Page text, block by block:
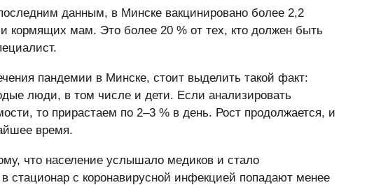
данным, в Минске вакцинировано более 2,2
кормящих мам. Это более 20 % от тех, кто должен быть
пандемии в Минске, стоит выделить такой факт:
люди, в том числе и дети. Если анализировать
то прирастаем по 2–3 % в день. Рост продолжается, и
время.
что население услышало медиков и стало
стационар с коронавирусной инфекцией попадают менее